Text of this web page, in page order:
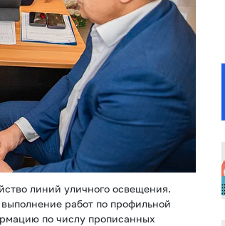
линий уличного освещения.
работ по профильной
по числу прописанных